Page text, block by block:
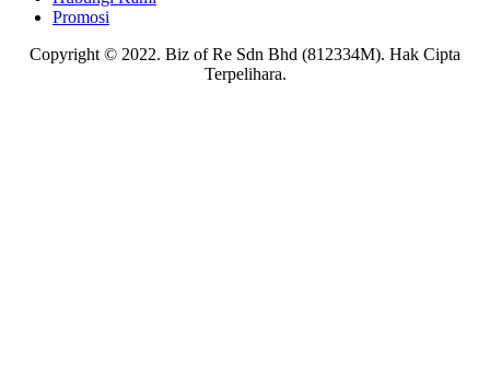
Promosi
Copyright © 2022. Biz of Re Sdn Bhd (812334M). Hak Cipta
Terpelihara.